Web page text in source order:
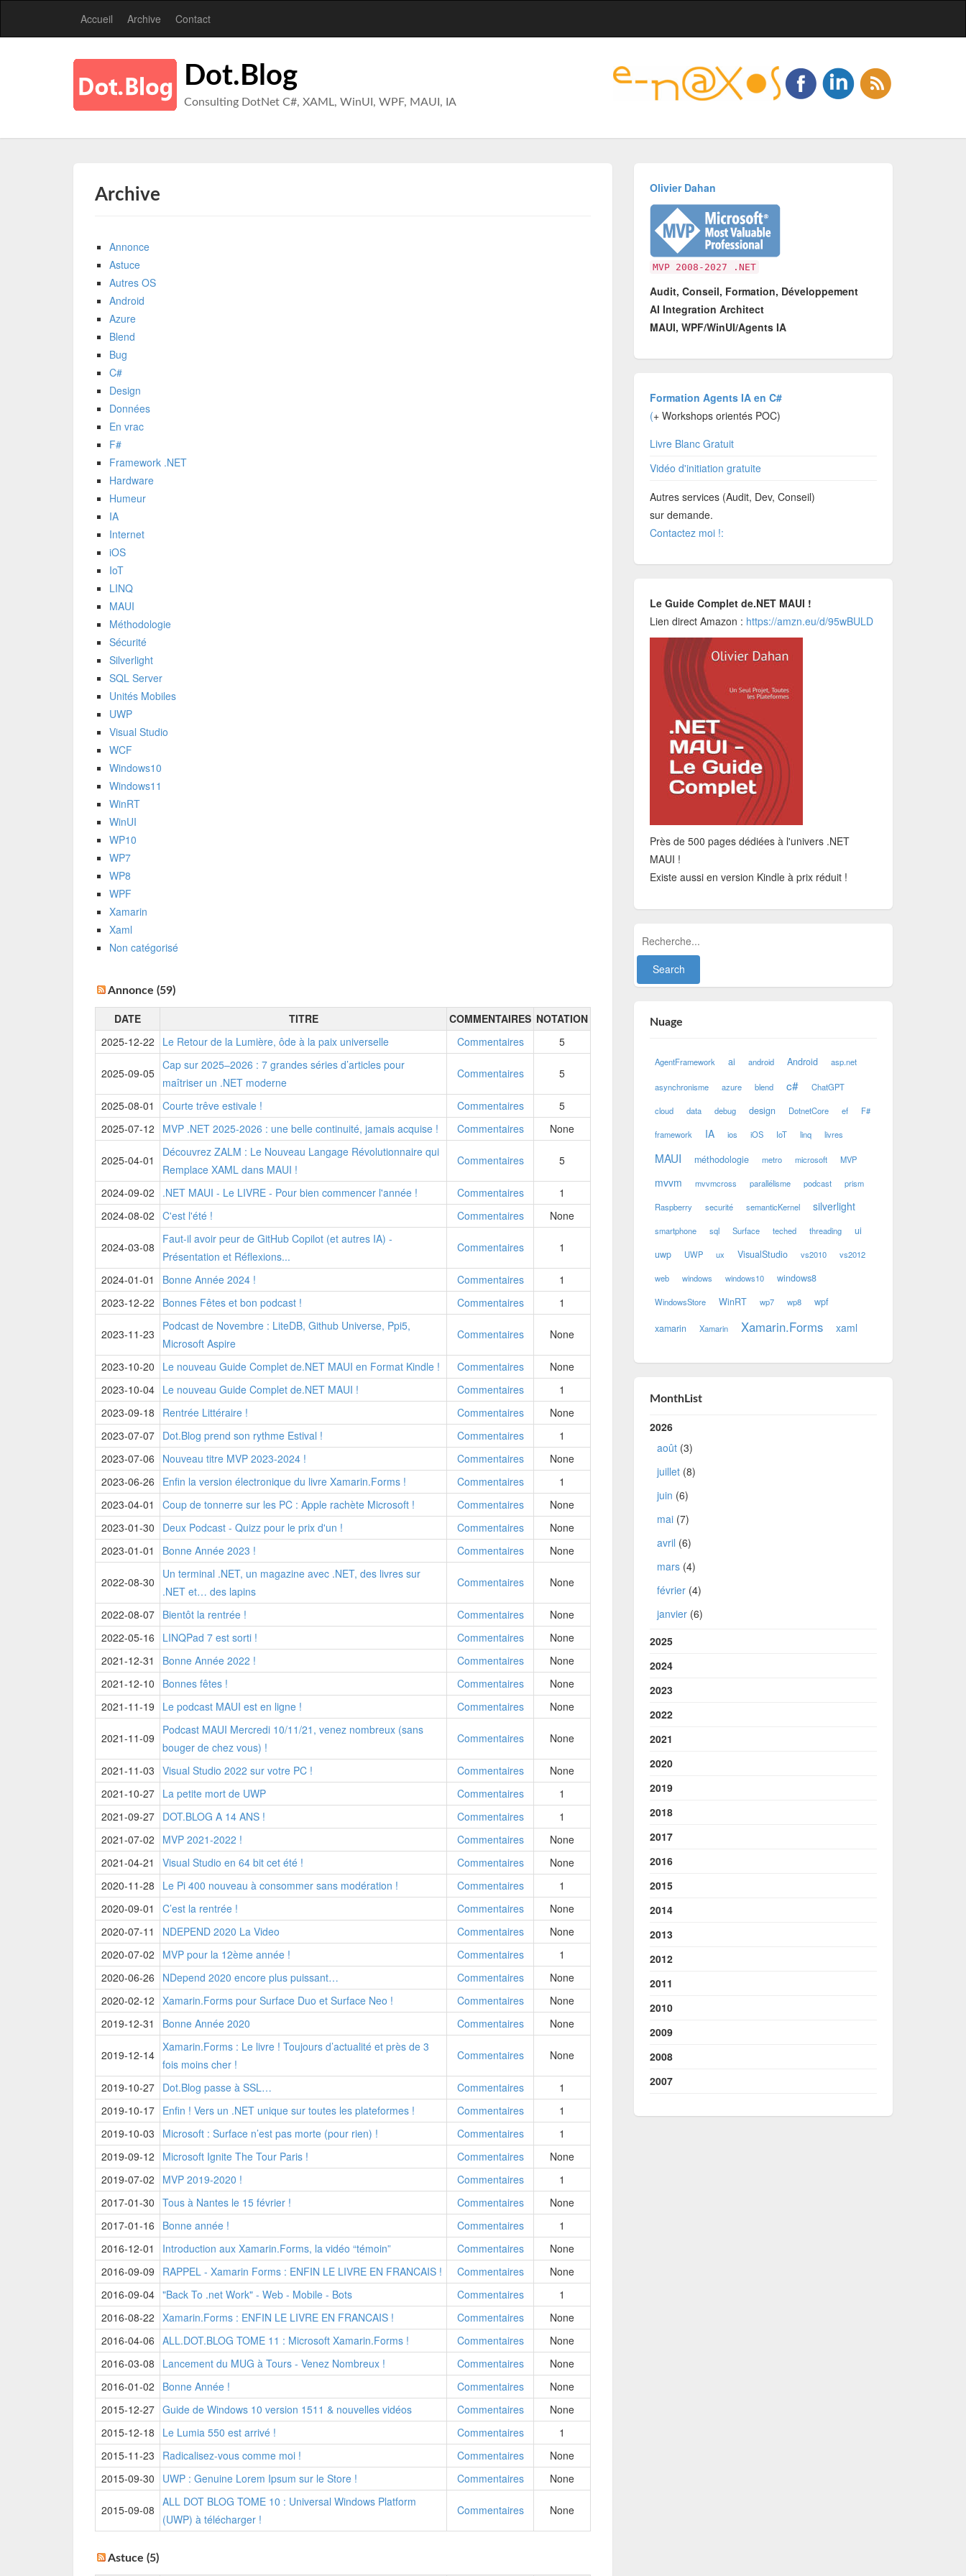
Accueil Archive Contact
Dot.Blog
Consulting DotNet C#, XAML, WinUI, WPF, MAUI, IA
Archive
Annonce
Astuce
Autres OS
Android
Azure
Blend
Bug
C#
Design
Données
En vrac
F#
Framework .NET
Hardware
Humeur
IA
Internet
iOS
IoT
LINQ
MAUI
Méthodologie
Sécurité
Silverlight
SQL Server
Unités Mobiles
UWP
Visual Studio
WCF
Windows10
Windows11
WinRT
WinUI
WP10
WP7
WP8
WPF
Xamarin
Xaml
Non catégorisé
Annonce (59)
DATE TITRE COMMENTAIRES NOTATION
2025-12-22
Le Retour de la Lumière, ôde à la paix universelle Commentaires 5
2025-09-05
Cap sur 2025–2026 : 7 grandes séries d’articles pour
maîtriser un .NET moderne
Commentaires 5
2025-08-01 Courte trêve estivale ! Commentaires
5
2025-07-12
MVP .NET 2025-2026 : une belle continuité, jamais acquise ! Commentaires None
2025-04-01
Découvrez ZALM : Le Nouveau Langage Révolutionnaire qui
Remplace XAML dans MAUI !
Commentaires 5
2024-09-02 .NET MAUI - Le LIVRE - Pour bien commencer l'année ! Commentaires
1
2024-08-02 C'est l'été ! Commentaires None
2024-03-08
Faut-il avoir peur de GitHub Copilot (et autres IA) -
Présentation et Réflexions...
Commentaires 1
2024-01-01 Bonne Année 2024 ! Commentaires
1
2023-12-22
Bonnes Fêtes et bon podcast ! Commentaires 1
2023-11-23
Podcast de Novembre : LiteDB, Github Universe, Ppi5,
Microsoft Aspire
Commentaires None
2023-10-20 Le nouveau Guide Complet de.NET MAUI en Format Kindle ! Commentaires
None
2023-10-04
Le nouveau Guide Complet de.NET MAUI ! Commentaires
1
2023-09-18
Rentrée Littéraire ! Commentaires
None
2023-07-07
Dot.Blog prend son rythme Estival ! Commentaires
1
2023-07-06
Nouveau titre MVP 2023-2024 ! Commentaires
None
2023-06-26
Enfin la version électronique du livre Xamarin.Forms ! Commentaires
1
2023-04-01
Coup de tonnerre sur les PC : Apple rachète Microsoft ! Commentaires
None
2023-01-30
Deux Podcast - Quizz pour le prix d'un ! Commentaires
None
2023-01-01
Bonne Année 2023 ! Commentaires None
2022-08-30
Un terminal .NET, un magazine avec .NET, des livres sur
.NET et… des lapins
Commentaires None
2022-08-07 Bientôt la rentrée ! Commentaires
None
2022-05-16
LINQPad 7 est sorti ! Commentaires
None
2021-12-31
Bonne Année 2022 ! Commentaires
None
2021-12-10
Bonnes fêtes ! Commentaires
None
2021-11-19
Le podcast MAUI est en ligne ! Commentaires None
2021-11-09
Podcast MAUI Mercredi 10/11/21, venez nombreux (sans
bouger de chez vous) !
Commentaires None
2021-11-03 Visual Studio 2022 sur votre PC ! Commentaires
None
2021-10-27
La petite mort de UWP Commentaires
1
2021-09-27
DOT.BLOG A 14 ANS ! Commentaires
1
2021-07-02
MVP 2021-2022 ! Commentaires
None
2021-04-21
Visual Studio en 64 bit cet été ! Commentaires
None
2020-11-28
Le Pi 400 nouveau à consommer sans modération ! Commentaires
1
2020-09-01
C’est la rentrée ! Commentaires
None
2020-07-11
NDEPEND 2020 La Video Commentaires
None
2020-07-02
MVP pour la 12ème année ! Commentaires
1
2020-06-26
NDepend 2020 encore plus puissant… Commentaires
None
2020-02-12 Xamarin.Forms pour Surface Duo et Surface Neo ! Commentaires
None
2019-12-31
Bonne Année 2020 Commentaires None
2019-12-14
Xamarin.Forms : Le livre ! Toujours d’actualité et près de 3
fois moins cher !
Commentaires None
2019-10-27 Dot.Blog passe à SSL… Commentaires
1
2019-10-17
Enfin ! Vers un .NET unique sur toutes les plateformes ! Commentaires
1
2019-10-03
Microsoft : Surface n’est pas morte (pour rien) ! Commentaires
1
2019-09-12
Microsoft Ignite The Tour Paris ! Commentaires
None
2019-07-02
MVP 2019-2020 ! Commentaires
1
2017-01-30 Tous à Nantes le 15 février ! Commentaires
None
2017-01-16
Bonne année ! Commentaires
1
2016-12-01
Introduction aux Xamarin.Forms, la vidéo “témoin” Commentaires
None
2016-09-09
RAPPEL - Xamarin Forms : ENFIN LE LIVRE EN FRANCAIS ! Commentaires
None
2016-09-04 "Back To .net Work" - Web - Mobile - Bots Commentaires
1
2016-08-22 Xamarin.Forms : ENFIN LE LIVRE EN FRANCAIS ! Commentaires
None
2016-04-06 ALL.DOT.BLOG TOME 11 : Microsoft Xamarin.Forms ! Commentaires
None
2016-03-08
Lancement du MUG à Tours - Venez Nombreux ! Commentaires
None
2016-01-02
Bonne Année ! Commentaires
None
2015-12-27 Guide de Windows 10 version 1511 & nouvelles vidéos Commentaires
None
2015-12-18
Le Lumia 550 est arrivé ! Commentaires
1
2015-11-23
Radicalisez-vous comme moi ! Commentaires
None
2015-09-30
UWP : Genuine Lorem Ipsum sur le Store ! Commentaires None
2015-09-08
ALL DOT BLOG TOME 10 : Universal Windows Platform
(UWP) à télécharger !
Commentaires None
Astuce (5)
Olivier Dahan
MVP 2008-2027 .NET
Audit, Conseil, Formation, Développement
AI Integration Architect
MAUI, WPF/WinUI/Agents IA
Formation Agents IA en C#
(+ Workshops orientés POC)
Livre Blanc Gratuit
Vidéo d'initiation gratuite
Autres services (Audit, Dev, Conseil)
sur demande.
Contactez moi !:
Le Guide Complet de.NET MAUI !
Lien direct Amazon : https://amzn.eu/d/95wBULD
Près de 500 pages dédiées à l'univers .NET
MAUI !
Existe aussi en version Kindle à prix réduit !
Nuage
AgentFramework ai android Android asp.net
asynchronisme azure blend c# ChatGPT
cloud data debug design DotnetCore ef F#
framework IA ios iOS IoT linq livres
MAUI méthodologie metro microsoft MVP
mvvm mvvmcross parallélisme podcast prism
Raspberry securité semanticKernel silverlight
smartphone sql Surface teched threading
ui
uwp
UWP ux VisualStudio vs2010 vs2012
web windows windows10 windows8
WindowsStore WinRT wp7 wp8 wpf
xamarin Xamarin Xamarin.Forms xaml
MonthList
2026
août(3)
juillet(8)
juin (6)
mai(7)
avril (6)
mars(4)
février(4)
janvier(6)
2025
2024
2023
2022
2021
2020
2019
2018
2017
2016
2015
2014
2013
2012
2011
2010
2009
2008
2007